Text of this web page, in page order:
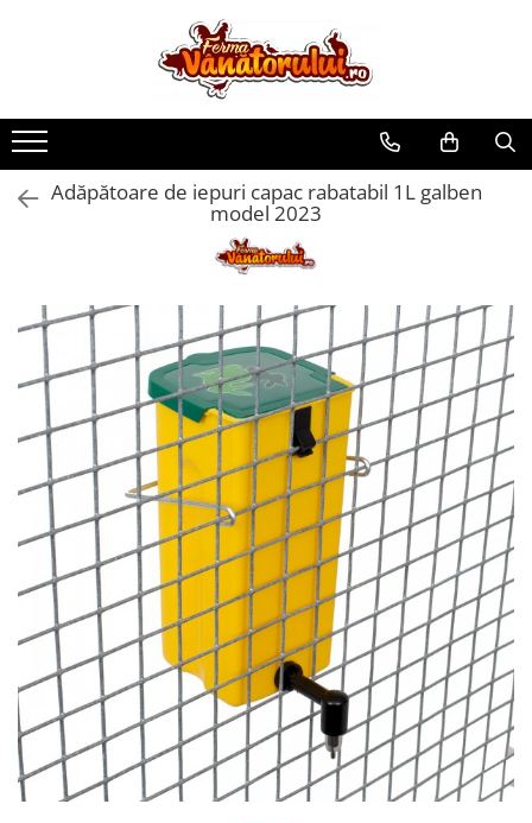
Toate Produsele
Iepuri
Hranitori
Adapatori
Prepeliţe
Hranitori
Adapatori
Custi
Incubatoare
Accesorii
Hrana (furaje)
Găini şi alte păsări
Accesorii
Adăpători
Cuști și țarcuri
Hrana (furaje)
Hrănitoare
Incubatoare
Suplimente si produse de uz
Adăpătoare de iepuri capac rabatabil 1L galben
model 2023